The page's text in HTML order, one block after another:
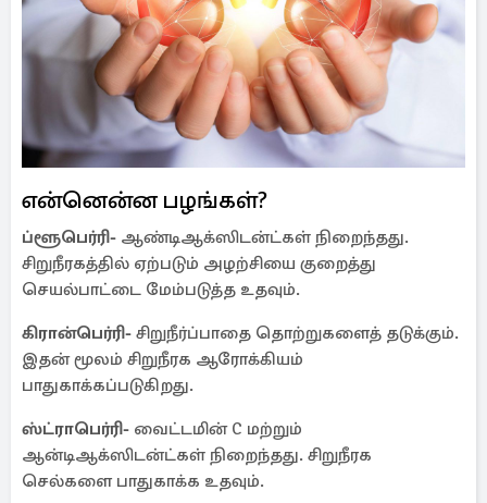
என்னென்ன பழங்கள்?
ப்ளூபெர்ரி- ஆண்டிஆக்ஸிடன்ட்கள் நிறைந்தது.
சிறுநீரகத்தில் ஏற்படும் அழற்சியை குறைத்து
செயல்பாட்டை மேம்படுத்த உதவும்.
கிரான்பெர்ரி- சிறுநீர்ப்பாதை தொற்றுகளைத் தடுக்கும்.
இதன் மூலம் சிறுநீரக ஆரோக்கியம்
பாதுகாக்கப்படுகிறது.
ஸ்ட்ராபெர்ரி- வைட்டமின் C மற்றும்
ஆன்டிஆக்ஸிடன்ட்கள் நிறைந்தது. சிறுநீரக
செல்களை பாதுகாக்க உதவும்.